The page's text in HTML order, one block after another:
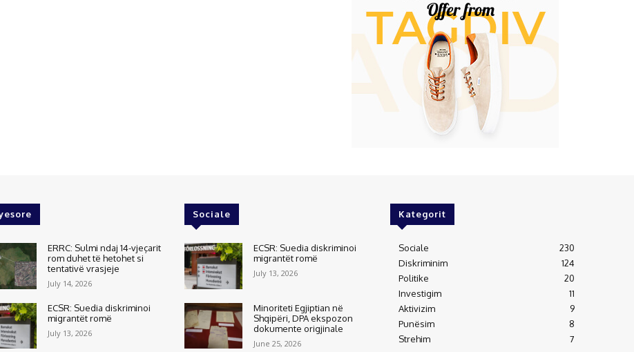
ERRC: Sulmi ndaj 14-vjeçarit
rom duhet të hetohet si
tentativë vrasjeje
July 14, 2026
ECSR: Suedia diskriminoi
migrantët romë
July 13, 2026
Sociale
ECSR: Suedia diskriminoi
migrantët romë
July 13, 2026
Minoriteti Egjiptian në
Shqipëri, DPA ekspozon
dokumente origjinale
June 25, 2026
Kategorit
Sociale
230
Diskriminim
124
Politike
20
Investigim
11
Aktivizim
9
Punësim
8
Strehim
7